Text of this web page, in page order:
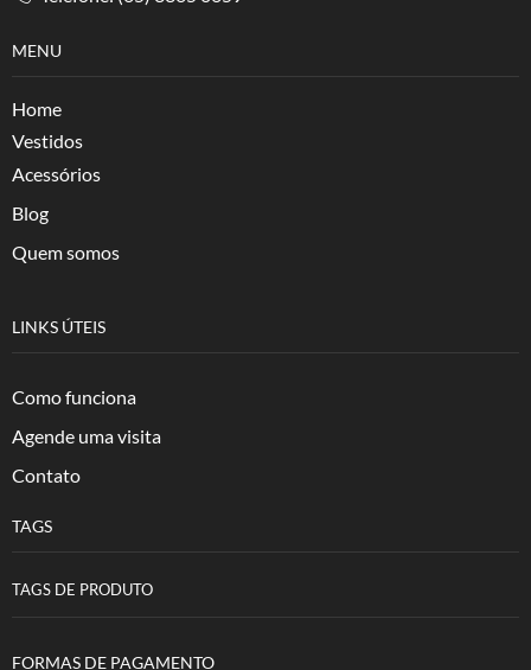
MENU
Home
Vestidos
Acessórios
Blog
Quem somos
LINKS ÚTEIS
Como funciona
Agende uma visita
Contato
TAGS
TAGS DE PRODUTO
FORMAS DE PAGAMENTO